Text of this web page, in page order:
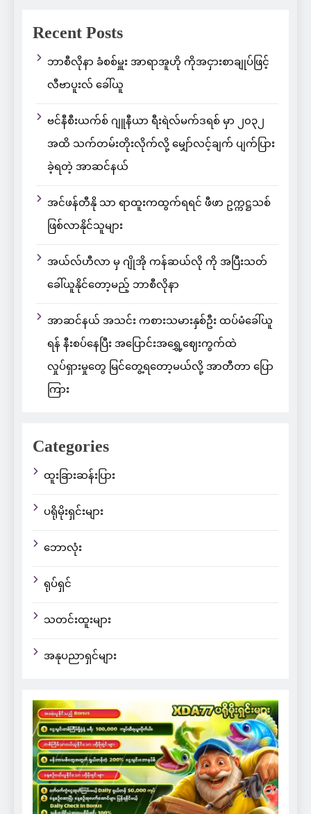
Recent Posts
ဘာစီလိုနာ ခံစစ်မှူး အာရာအူဟို ကိုအငှားစာချုပ်ဖြင့်
လီဗာပူးလ် ခေါ်ယူ
ဗင်နီစီးယက်စ် ဂျူနီယာ ရီးရဲလ်မက်ဒရစ် မှာ ၂၀၃၂
အထိ သက်တမ်းတိုးလိုက်လို့ မျှော်လင့်ချက် ပျက်ပြား
ခဲ့ရတဲ့ အာဆင်နယ်
အင်ဖန်တီနို သာ ရာထူးကထွက်ရရင် ဖီဖာ ဥက္ကဋ္ဌသစ်
ဖြစ်လာနိုင်သူများ
အယ်လ်ဟီလာ မှ ဂျိုအို ကန်ဆယ်လို ကို အပြီးသတ်
ခေါ်ယူနိုင်တော့မည့် ဘာစီလိုနာ
အာဆင်နယ် အသင်း ကစားသမားနှစ်ဦး ထပ်မံခေါ်ယူ
ရန် နီးစပ်နေပြီး အပြောင်းအရွှေ့ဈေးကွက်ထဲ
လှုပ်ရှားမှုတွေ မြင်တွေ့ရတော့မယ်လို့ အာတီတာ ပြော
ကြား
Categories
ထူးခြားဆန်းပြား
ပရိုမိုးရှင်းများ
ဘောလုံး
ရုပ်ရှင်
သတင်းထူးများ
အနုပညာရှင်များ